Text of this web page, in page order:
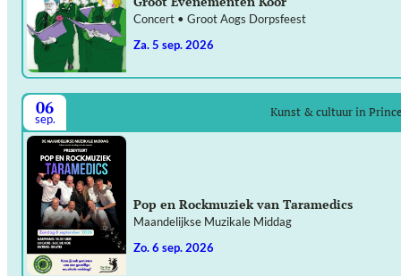
Concert • Groot Aogs Dorpsfeest
za. 5 sep. 2026
06
sep. Kunst & cultuur in
Pop en Rockmuziek van Taramedics
Maandelijkse Muzikale Middag
zo. 6 sep. 2026